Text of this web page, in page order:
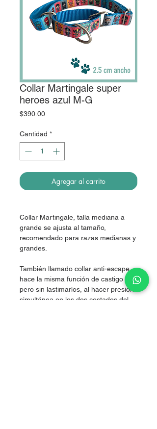
Collar Martingale super
heroes azul M-G
$390.00Precio
Cantidad *
Agregar al carrito
Collar Martingale, talla mediana a
grande se ajusta al tamaño,
recomendado para razas medianas y
grandes.
También llamado collar anti-escape,
hace la misma función de castigo
pero sin lastimarlos, al hacer presión
simultánea en los dos costados del